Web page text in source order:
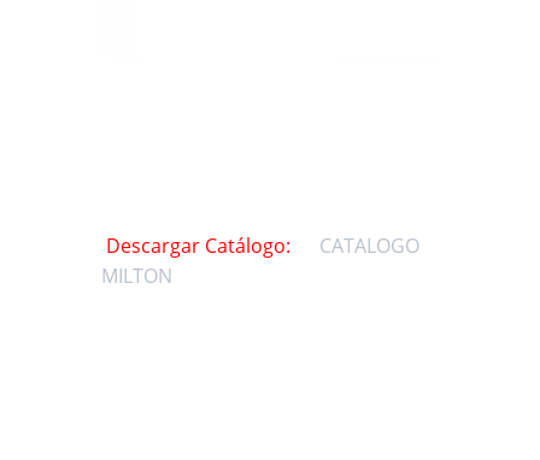
Descargar Catálogo:
CATALOGO
MILTON